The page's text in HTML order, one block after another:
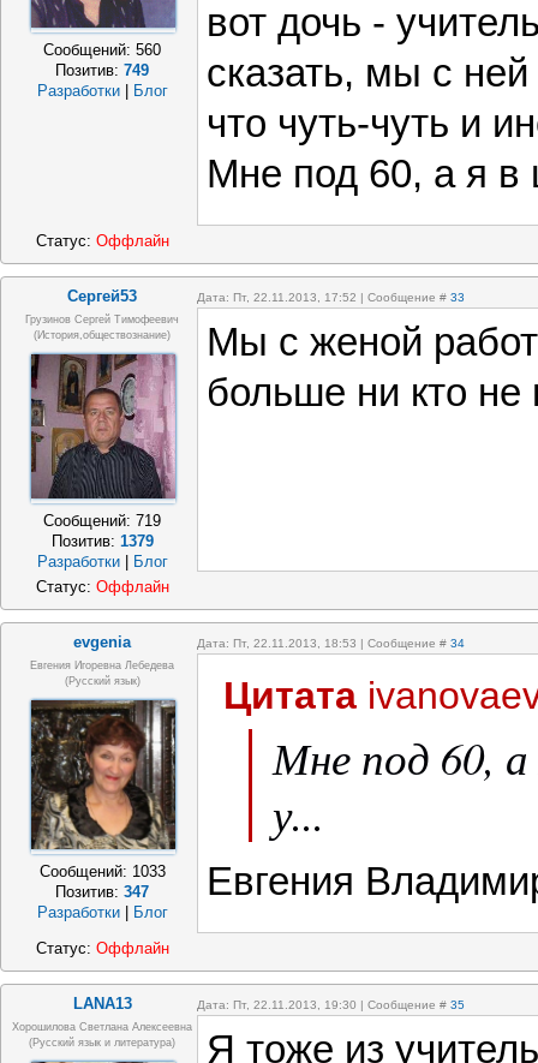
Сообщений:560
Позитив:749
Разработки
Блог
вот дочь -
сказать, мы с
что чуть-чуть и
Мне под 60, а я в
Статус: Оффлайн
Сергей53 Дата: Пт, 22.11.2013, 17:52 | Сообщение # 33
Грузинов Сергей Тимофеевич
(история,обществознание)
Сообщений:719
Позитив: 1379
Разработки
Блог
Мы с женой
больше ни кто не
Статус: Оффлайн
evgenia Дата: Пт, 22.11.2013, 18:53 | Сообщение # 34
Евгения Игоревна Лебедева
(Русский язык)
Сообщений: 1033
Позитив:347
Разработки
Блог
Цитата
Мне под 60, а
у...
Евгения
Статус: Оффлайн
LANA13 Дата: Пт, 22.11.2013, 19:30 | Сообщение # 35
Хорошилова Светлана Алексеевна
(русский язык и литература)
Я тоже из